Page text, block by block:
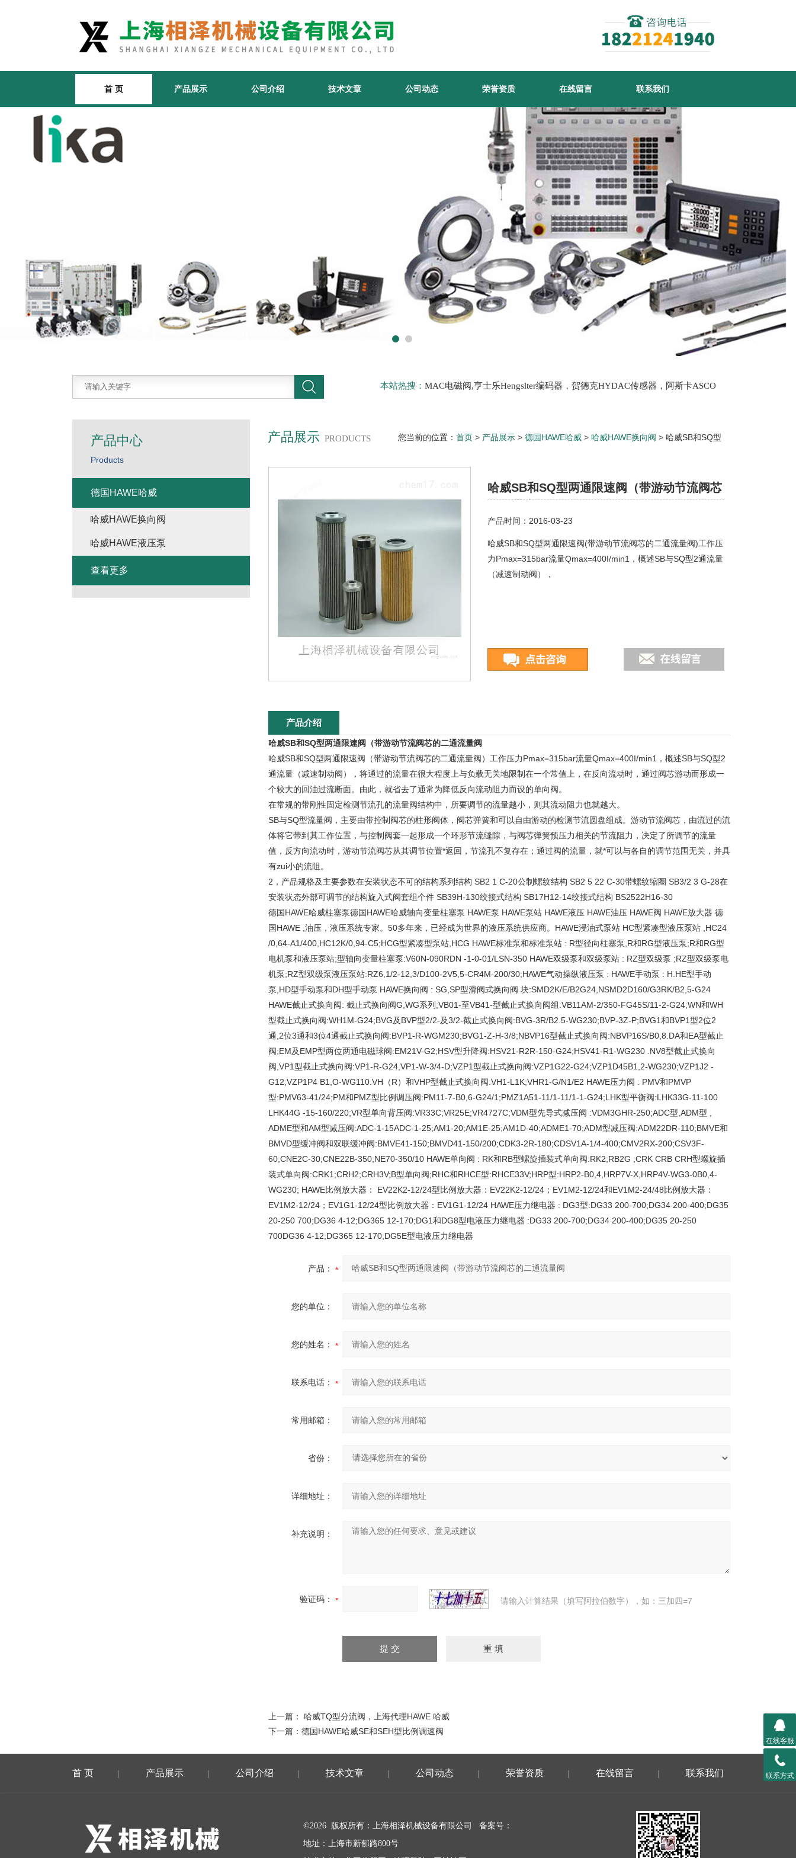
首 页 产品展示 公司介绍 技术文章 公司动态 荣誉资质 在线留言 联系我们
本站热搜： MAC电磁阀,亨士乐Hengslter编码器，贺德克HYDAC传感器，阿斯卡ASCO
产品展示 PRODUCTS 您当前的位置： 首页 > 产品展示 > 德国HAWE哈威 > 哈威HAWE换向阀 > 哈威SB和SQ型
哈威SB和SQ型两通限速阀（带游动节流阀芯
产品时间：2016-03-23
哈威SB和SQ型两通限速阀(带游动节流阀芯的二通流量阀)工作压
力Pmax=315bar流量Qmax=400I/min1，概述SB与SQ型2通流量
（减速制动阀），
产品介绍
哈威SB和SQ型两通限速阀（带游动节流阀芯的二通流量阀
哈威SB和SQ型两通限速阀（带游动节流阀芯的二通流量阀）工作压力Pmax=315bar流量Qmax=400I/min1，概述SB与SQ型2
通流量（减速制动阀），将通过的流量在很大程度上与负载无关地限制在一个常值上，在反向流动时，通过阀芯游动而形成一
个较大的回油过流断面。由此，就省去了通常为降低反向流动阻力而设的单向阀。
在常规的带刚性固定检测节流孔的流量阀结构中，所要调节的流量越小，则其流动阻力也就越大。
SB与SQ型流量阀，主要由带控制阀芯的柱形阀体，阀芯弹簧和可以自由游动的检测节流圆盘组成。游动节流阀芯，由流过的流
体将它带到其工作位置，与控制阀套一起形成一个环形节流缝隙，与阀芯弹簧预压力相关的节流阻力，决定了所调节的流量
值，反方向流动时，游动节流阀芯从其调节位置*返回，节流孔不复存在；通过阀的流量，就*可以与各自的调节范围无关，并具
有zui小的流阻。
2，产品规格及主要参数在安装状态不可的结构系列结构 SB2 1 C-20公制螺纹结构 SB2 5 22 C-30带螺纹缩圈 SB3/2 3 G-28在
安装状态外部可调节的结构旋入式阀套组个件 SB39H-130绞接式结构 SB17H12-14绞接式结构 BS2522H16-30
德国HAWE哈威柱塞泵德国HAWE哈威轴向变量柱塞泵 HAWE泵 HAWE泵站 HAWE液压 HAWE油压 HAWE阀 HAWE放大器 德
国HAWE ,油压，液压系统专家。50多年来，已经成为世界的液压系统供应商。HAWE浸油式泵站 HC型紧凑型液压泵站 ,HC24
/0,64-A1/400,HC12K/0,94-C5;HCG型紧凑型泵站,HCG HAWE标准泵和标准泵站 : R型径向柱塞泵,R和RG型液压泵;R和RG型
电机泵和液压泵站;型轴向变量柱塞泵:V60N-090RDN -1-0-01/LSN-350 HAWE双级泵和双级泵站 : RZ型双级泵 ;RZ型双级泵电
机泵;RZ型双级泵液压泵站:RZ6,1/2-12,3/D100-2V5,5-CR4M-200/30;HAWE气动操纵液压泵 : HAWE手动泵 : H.HE型手动
泵,HD型手动泵和DH型手动泵 HAWE换向阀 : SG,SP型滑阀式换向阀 块:SMD2K/E/B2G24,NSMD2D160/G3RK/B2,5-G24
HAWE截止式换向阀: 截止式换向阀G,WG系列;VB01-至VB41-型截止式换向阀组:VB11AM-2/350-FG45S/11-2-G24;WN和WH
型截止式换向阀:WH1M-G24;BVG及BVP型2/2-及3/2-截止式换向阀:BVG-3R/B2.5-WG230;BVP-3Z-P;BVG1和BVP1型2位2
通,2位3通和3位4通截止式换向阀:BVP1-R-WGM230;BVG1-Z-H-3/8;NBVP16型截止式换向阀:NBVP16S/B0,8.DA和EA型截止
阀;EM及EMP型两位两通电磁球阀:EM21V-G2;HSV型升降阀:HSV21-R2R-150-G24;HSV41-R1-WG230 .NV8型截止式换向
阀,VP1型截止式换向阀:VP1-R-G24,VP1-W-3/4-D;VZP1型截止式换向阀:VZP1G22-G24;VZP1D45B1,2-WG230;VZP1J2 -
G12;VZP1P4 B1,O-WG110.VH（R）和VHP型截止式换向阀:VH1-L1K;VHR1-G/N1/E2 HAWE压力阀 : PMV和PMVP
型:PMV63-41/24;PM和PMZ型比例调压阀:PM11-7-B0,6-G24/1;PMZ1A51-11/1-11/1-1-G24;LHK型平衡阀:LHK33G-11-100
LHK44G -15-160/220;VR型单向背压阀:VR33C;VR25E;VR4727C;VDM型先导式减压阀 :VDM3GHR-250;ADC型,ADM型 ,
ADME型和AM型减压阀:ADC-1-15ADC-1-25;AM1-20;AM1E-25;AM1D-40;ADME1-70;ADM型减压阀:ADM22DR-110;BMVE和
BMVD型缓冲阀和双联缓冲阀:BMVE41-150;BMVD41-150/200;CDK3-2R-180;CDSV1A-1/4-400;CMV2RX-200;CSV3F-
60;CNE2C-30;CNE22B-350;NE70-350/10 HAWE单向阀 : RK和RB型螺旋插装式单向阀:RK2;RB2G ;CRK CRB CRH型螺旋插
装式单向阀:CRK1;CRH2;CRH3V;B型单向阀;RHC和RHCE型:RHCE33V;HRP型:HRP2-B0,4,HRP7V-X,HRP4V-WG3-0B0,4-
WG230; HAWE比例放大器： EV22K2-12/24型比例放大器：EV22K2-12/24；EV1M2-12/24和EV1M2-24/48比例放大器：
EV1M2-12/24；EV1G1-12/24型比例放大器：EV1G1-12/24 HAWE压力继电器 : DG3型:DG33 200-700;DG34 200-400;DG35
20-250 700;DG36 4-12;DG365 12-170;DG1和DG8型电液压力继电器 :DG33 200-700;DG34 200-400;DG35 20-250
700DG36 4-12;DG365 12-170;DG5E型电液压力继电器
产品：
您的单位：
您的姓名：
联系电话：
常用邮箱：
省份：
详细地址：
补充说明：
验证码： 请输入计算结果（填写阿拉伯数字），如：三加四=7
上一篇： 哈威TQ型分流阀，上海代理HAWE 哈威
下一篇： 德国HAWE哈威SE和SEH型比例调速阀
产品中心
Products
德国HAWE哈威
哈威HAWE换向阀
哈威HAWE液压泵
查看更多
首 页 | 产品展示 | 公司介绍 | 技术文章 | 公司动态 | 荣誉资质 | 在线留言 | 联系我们
©2026 版权所有：上海相泽机械设备有限公司 备案号：
地址：上海市新郁路800号
在线客服
联系方式